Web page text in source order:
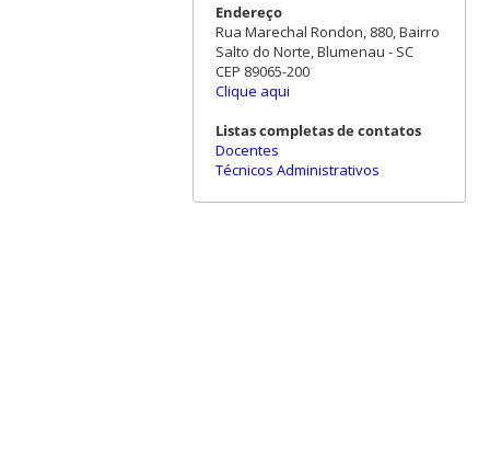
Endereço
Rua Marechal Rondon, 880, Bairro
Salto do Norte, Blumenau - SC
CEP 89065-200
Clique aqui
Listas completas de contatos
Docentes
Técnicos Administrativos